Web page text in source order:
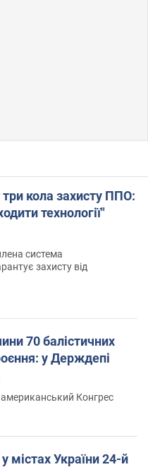
три кола захисту ППО:
технології"
система
захисту від
70 балістичних
у Держдепі
Конгрес
містах України 24-й